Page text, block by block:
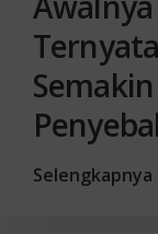
Selengkapnya